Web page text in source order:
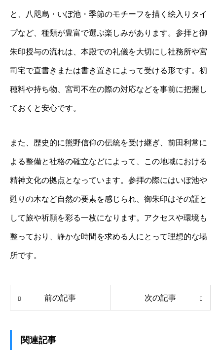
と、八咫烏・いぼ池・季節のモチーフを描く絵入りタイ
プなど、種類が豊富で選ぶ楽しみがあります。参拝と御
朱印授与の流れは、本殿での礼儀を大切にし社務所や宮
司宅で直書きまたは書き置きによって受ける形です。初
穂料や持ち物、宮司不在の際の対応などを事前に把握し
ておくと安心です。
また、歴史的に熊野信仰の伝統を受け継ぎ、前田利常に
よる整備と社格の確立などによって、この地域における
精神文化の拠点となっています。参拝の際にはいぼ池や
甦りの木など自然の要素を感じられ、御朱印はその証と
して旅や祈願を彩る一枚になります。アクセスや環境も
整っており、静かな時間を求める人にとって理想的な場
所です。
前の記事 次の記事
関連記事